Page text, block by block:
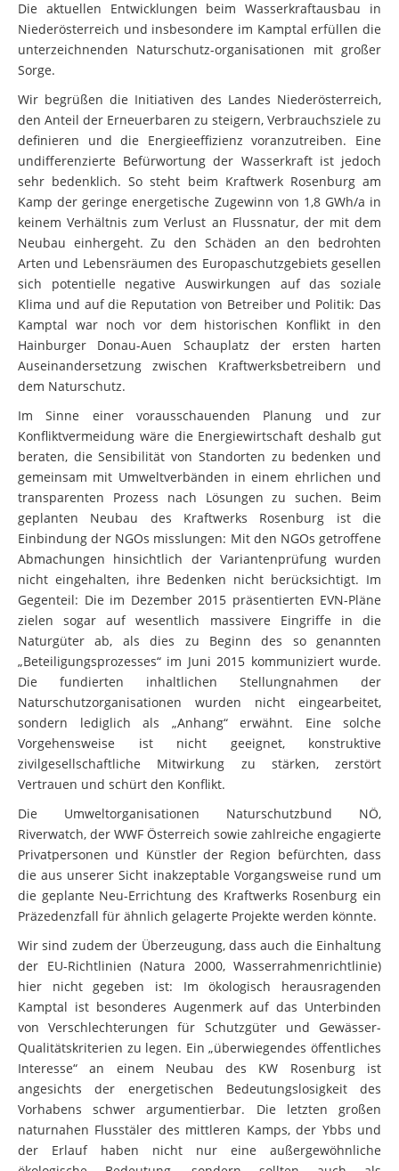
Die aktuellen Entwicklungen beim Wasserkraftausbau in
Niederösterreich und insbesondere im Kamptal erfüllen die
unterzeichnenden Naturschutz-organisationen mit großer
Sorge.
Wir begrüßen die Initiativen des Landes Niederösterreich,
den Anteil der Erneuerbaren zu steigern, Verbrauchsziele zu
definieren und die Energieeffizienz voranzutreiben. Eine
undifferenzierte Befürwortung der Wasserkraft ist jedoch
sehr bedenklich. So steht beim Kraftwerk Rosenburg am
Kamp der geringe energetische Zugewinn von 1,8 GWh/a in
keinem Verhältnis zum Verlust an Flussnatur, der mit dem
Neubau einhergeht. Zu den Schäden an den bedrohten
Arten und Lebensräumen des Europaschutzgebiets gesellen
sich potentielle negative Auswirkungen auf das soziale
Klima und auf die Reputation von Betreiber und Politik: Das
Kamptal war noch vor dem historischen Konflikt in den
Hainburger Donau-Auen Schauplatz der ersten harten
Auseinandersetzung zwischen Kraftwerksbetreibern und
dem Naturschutz.
Im Sinne einer vorausschauenden Planung und zur
Konfliktvermeidung wäre die Energiewirtschaft deshalb gut
beraten, die Sensibilität von Standorten zu bedenken und
gemeinsam mit Umweltverbänden in einem ehrlichen und
transparenten Prozess nach Lösungen zu suchen. Beim
geplanten Neubau des Kraftwerks Rosenburg ist die
Einbindung der NGOs misslungen: Mit den NGOs getroffene
Abmachungen hinsichtlich der Variantenprüfung wurden
nicht eingehalten, ihre Bedenken nicht berücksichtigt. Im
Gegenteil: Die im Dezember 2015 präsentierten EVN-Pläne
zielen sogar auf wesentlich massivere Eingriffe in die
Naturgüter ab, als dies zu Beginn des so genannten
„Beteiligungsprozesses“ im Juni 2015 kommuniziert wurde.
Die fundierten inhaltlichen Stellungnahmen der
Naturschutzorganisationen wurden nicht eingearbeitet,
sondern lediglich als „Anhang“ erwähnt. Eine solche
Vorgehensweise ist nicht geeignet, konstruktive
zivilgesellschaftliche Mitwirkung zu stärken, zerstört
Vertrauen und schürt den Konflikt.
Die Umweltorganisationen Naturschutzbund NÖ,
Riverwatch, der WWF Österreich sowie zahlreiche engagierte
Privatpersonen und Künstler der Region befürchten, dass
die aus unserer Sicht inakzeptable Vorgangsweise rund um
die geplante Neu-Errichtung des Kraftwerks Rosenburg ein
Präzedenzfall für ähnlich gelagerte Projekte werden könnte.
Wir sind zudem der Überzeugung, dass auch die Einhaltung
der EU-Richtlinien (Natura 2000, Wasserrahmenrichtlinie)
hier nicht gegeben ist: Im ökologisch herausragenden
Kamptal ist besonderes Augenmerk auf das Unterbinden
von Verschlechterungen für Schutzgüter und Gewässer-
Qualitätskriterien zu legen. Ein „überwiegendes öffentliches
Interesse“ an einem Neubau des KW Rosenburg ist
angesichts der energetischen Bedeutungslosigkeit des
Vorhabens schwer argumentierbar. Die letzten großen
naturnahen Flusstäler des mittleren Kamps, der Ybbs und
der Erlauf haben nicht nur eine außergewöhnliche